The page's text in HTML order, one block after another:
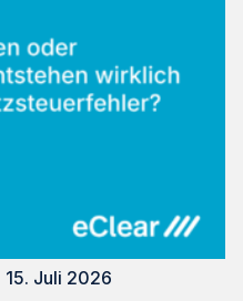
| 15. Juli 2026